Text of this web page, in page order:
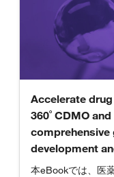
Accelerate
360˚ CDMO
development
本eBookでは、医